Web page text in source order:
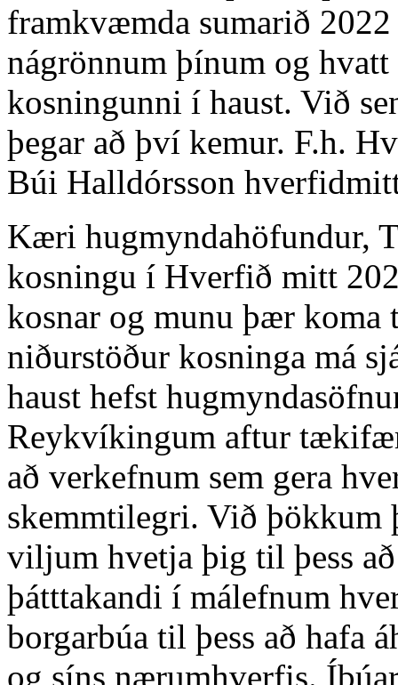
framkvæmda sumarið
nágrönnum þínum og
kosningunni í haust. Við
þegar að því kemur. F.h.
Búi Halldórsson
Kæri hugmyndahöfundur,
kosningu í Hverfið mitt
kosnar og munu þær
niðurstöður kosninga má
haust hefst
Reykvíkingum aftur
að verkefnum sem gera
skemmtilegri. Við
viljum hvetja þig til þess
þátttakandi í málefnum
borgarbúa til þess að hafa
og síns nærumhverfis.